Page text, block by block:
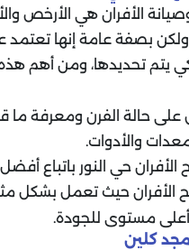
الأفران هي الأرخص
ولكن بصفة عامة إنها تعتمد
يتم تحديدها، ومن أهم
على حالة الفرن ومعرفة ما
والأدوات.
حي النور باتباع
الأفران حيث تعمل بشكل
مستوى للجودة.
كلين